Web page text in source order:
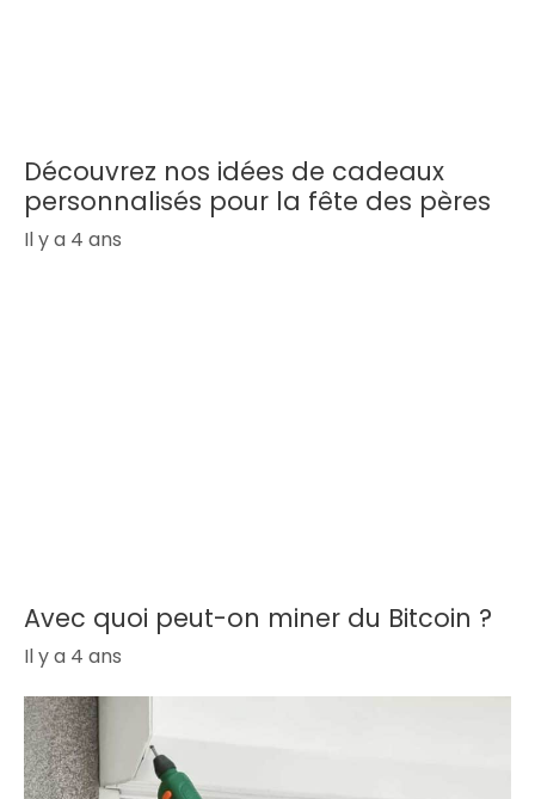
Découvrez nos idées de cadeaux
personnalisés pour la fête des pères
Il y a 4 ans
Avec quoi peut-on miner du Bitcoin ?
Il y a 4 ans